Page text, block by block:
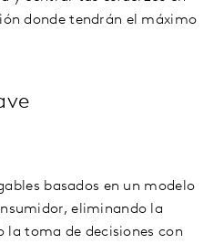
donde tendrán el máximo
basados en un modelo
eliminando la
toma de decisiones con